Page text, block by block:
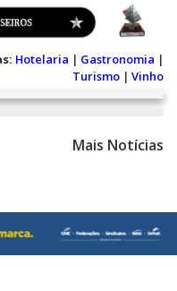
Hotelaria | Gastronomia |
Turismo | Vinho
Mais Notícias